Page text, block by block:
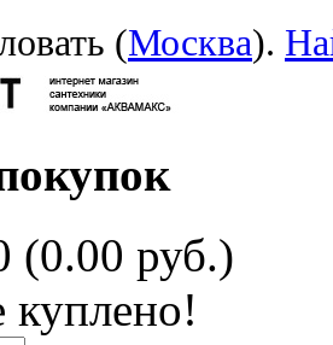
(Москва).
(0.00 руб.)
куплено!